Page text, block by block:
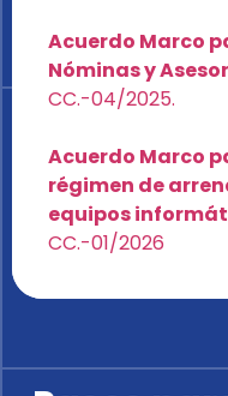
Acuerdo Marco
Nóminas y
CC.-04/2025.
Acuerdo Marco
régimen de
equipos
CC.-01/2026